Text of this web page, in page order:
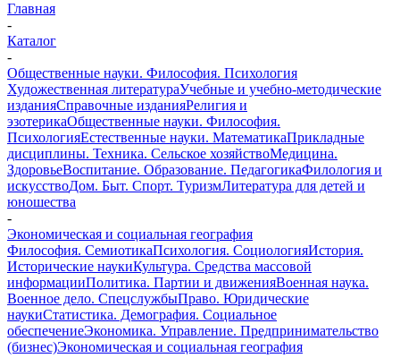
Главная
-
Каталог
-
Общественные науки. Философия. Психология
Художественная литератураУчебные и учебно-методические
изданияСправочные изданияРелигия и
эзотерикаОбщественные науки. Философия.
ПсихологияЕстественные науки. МатематикаПрикладные
дисциплины. Техника. Сельское хозяйствоМедицина.
ЗдоровьеВоспитание. Образование. ПедагогикаФилология и
искусствоДом. Быт. Спорт. ТуризмЛитература для детей и
юношества
-
Экономическая и социальная география
Философия. СемиотикаПсихология. СоциологияИстория.
Исторические наукиКультура. Средства массовой
информацииПолитика. Партии и движенияВоенная наука.
Военное дело. СпецслужбыПраво. Юридические
наукиСтатистика. Демография. Социальное
обеспечениеЭкономика. Управление. Предпринимательство
(бизнес)Экономическая и социальная география